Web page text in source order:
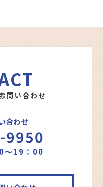
問い合わせ
合わせ
9950
～19：00